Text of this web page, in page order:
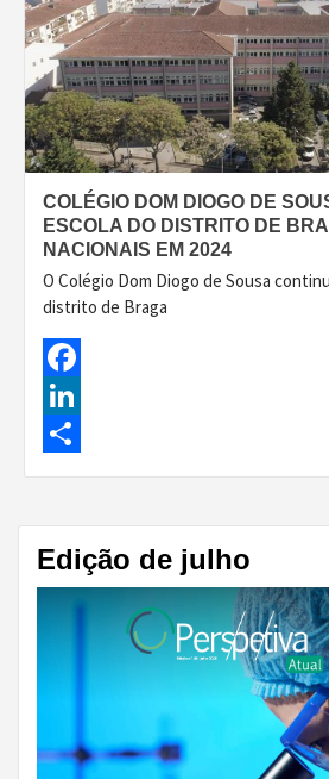
COLÉGIO DOM DIOGO DE
ESCOLA DO DISTRITO DE
NACIONAIS EM 2024
O Colégio Dom Diogo de Sousa
distrito de Braga
Facebook
LinkedIn
Share
Edição de julho